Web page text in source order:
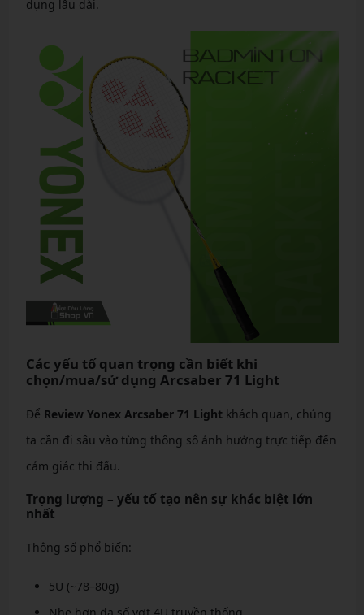
dụng lâu dài.
Các yếu tố quan trọng cần biết khi
chọn/mua/sử dụng Arcsaber 71 Light
Để Review Yonex Arcsaber 71 Lightkhách quan, chúng
ta cần đi sâu vào từng thông số ảnh hưởng trực tiếp đến
cảm giác thi đấu.
Trọng lượng – yếu tố tạo nên sự khác biệt lớn
nhất
Thông số phổ biến:
5U (~78–80g)